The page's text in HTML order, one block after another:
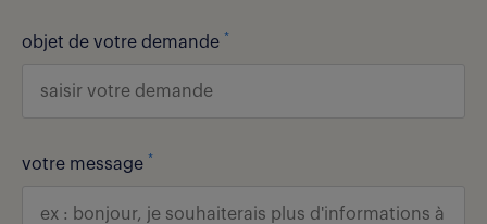
objet de votre demande *
votre message *